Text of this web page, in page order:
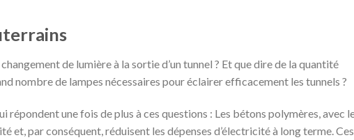
de lumière à la sortie d’un tunnel ? Et que dire de la quantité
nombre de lampes nécessaires pour éclairer efficacement les tunnels ?
répondent une fois de plus à ces questions : Les bétons polymères, avec
et, par conséquent, réduisent les dépenses d’électricité à long terme. Ces